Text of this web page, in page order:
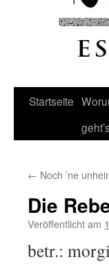
Startseite
← Noch ’ne
Die
Veröffentlicht am
betr.: